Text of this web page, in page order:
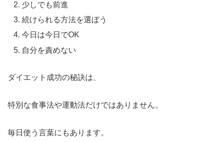
少しでも前進
続けられる方法を選ぼう
今日は今日でOK
自分を責めない
ダイエット成功の秘訣は、
特別な食事法や運動法だけではありません。
毎日使う言葉にもあります。